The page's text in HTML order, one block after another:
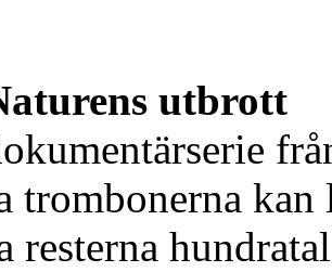
utbrott
trombonerna kan
resterna